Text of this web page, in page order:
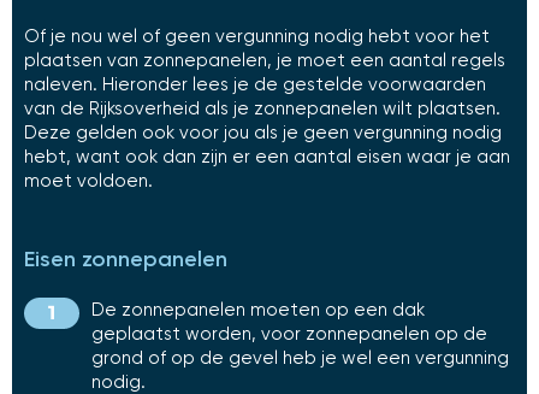
Of je nou wel of geen vergunning nodig hebt voor het
plaatsen van zonnepanelen, je moet een aantal regels
naleven. Hieronder lees je de gestelde voorwaarden
van de Rijksoverheid als je zonnepanelen wilt plaatsen.
Deze gelden ook voor jou als je geen vergunning nodig
hebt, want ook dan zijn er een aantal eisen waar je aan
moet voldoen.
Eisen zonnepanelen
De zonnepanelen moeten op een dak
geplaatst worden, voor zonnepanelen op de
grond of op de gevel heb je wel een vergunning
nodig.